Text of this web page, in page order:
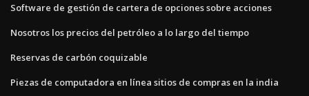
Software de gestión de cartera de opciones sobre acciones
Nosotros los precios del petróleo a lo largo del tiempo
Reservas de carbón coquizable
Piezas de computadora en línea sitios de compras en la india